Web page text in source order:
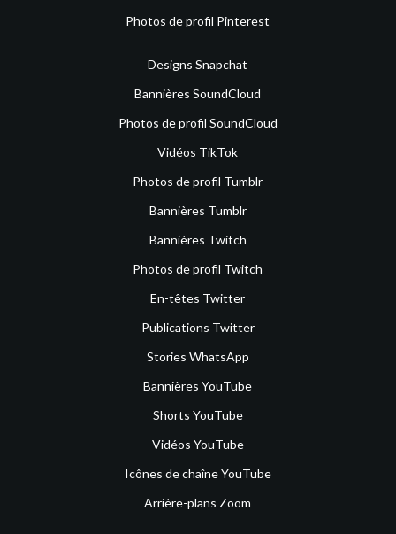
Photos de profil Pinterest
Designs Snapchat
Bannières SoundCloud
Photos de profil SoundCloud
Vidéos TikTok
Photos de profil Tumblr
Bannières Tumblr
Bannières Twitch
Photos de profil Twitch
En-têtes Twitter
Publications Twitter
Stories WhatsApp
Bannières YouTube
Shorts YouTube
Vidéos YouTube
Icônes de chaîne YouTube
Arrière-plans Zoom